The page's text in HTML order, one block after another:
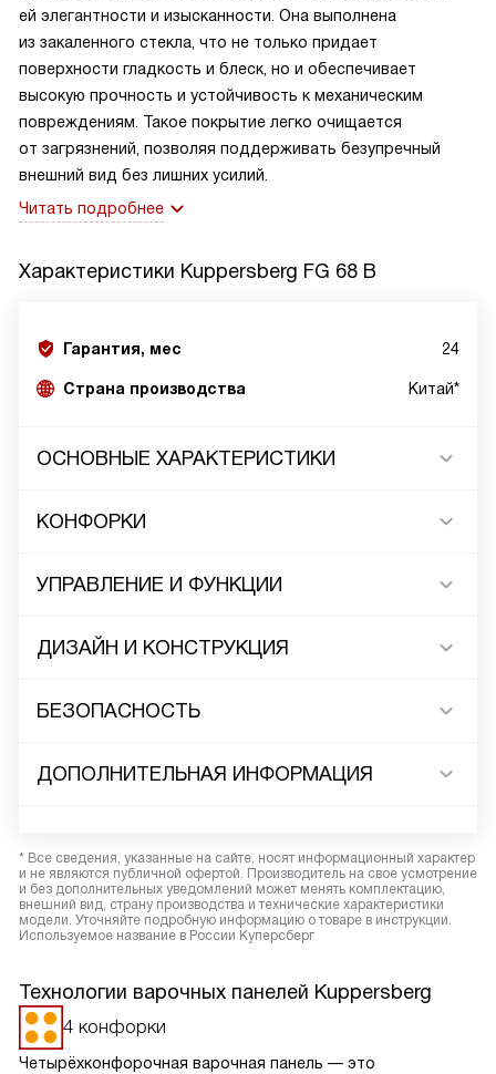
ей элегантности и изысканности. Она выполнена
из закаленного стекла, что не только придает
поверхности гладкость и блеск, но и обеспечивает
высокую прочность и устойчивость к механическим
повреждениям. Такое покрытие легко очищается
от загрязнений, позволяя поддерживать безупречный
внешний вид без лишних усилий.
Читать подробнее
Характеристики Kuppersberg FG 68 B
Гарантия, мес 24
Страна производства Китай*
ОСНОВНЫЕ ХАРАКТЕРИСТИКИ
КОНФОРКИ
УПРАВЛЕНИЕ И ФУНКЦИИ
ДИЗАЙН И КОНСТРУКЦИЯ
БЕЗОПАСНОСТЬ
ДОПОЛНИТЕЛЬНАЯ ИНФОРМАЦИЯ
* Все сведения, указанные на сайте, носят информационный характер
и не являются публичной офертой. Производитель на свое усмотрение
и без дополнительных уведомлений может менять комплектацию,
внешний вид, страну производства и технические характеристики
модели. Уточняйте подробную информацию о товаре в инструкции.
Используемое название в России Куперсберг
Технологии варочных панелей Kuppersberg
4 конфорки
Четырёхконфорочная варочная панель — это